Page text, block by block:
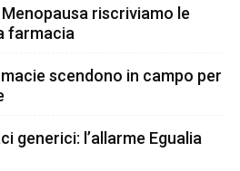
riscriviamo le
farmacia
scendono in campo per
generici: l’allarme Egualia